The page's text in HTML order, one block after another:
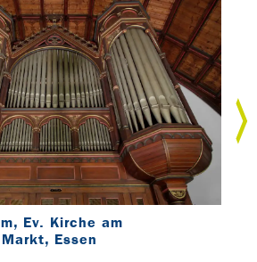
Ev. Kirche am
Essen